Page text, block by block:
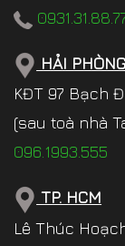
HẢI PHÒNG
KĐT 97 Bạch
(sau toà nhà
096.1993.555
TP. HCM
Lê Thúc